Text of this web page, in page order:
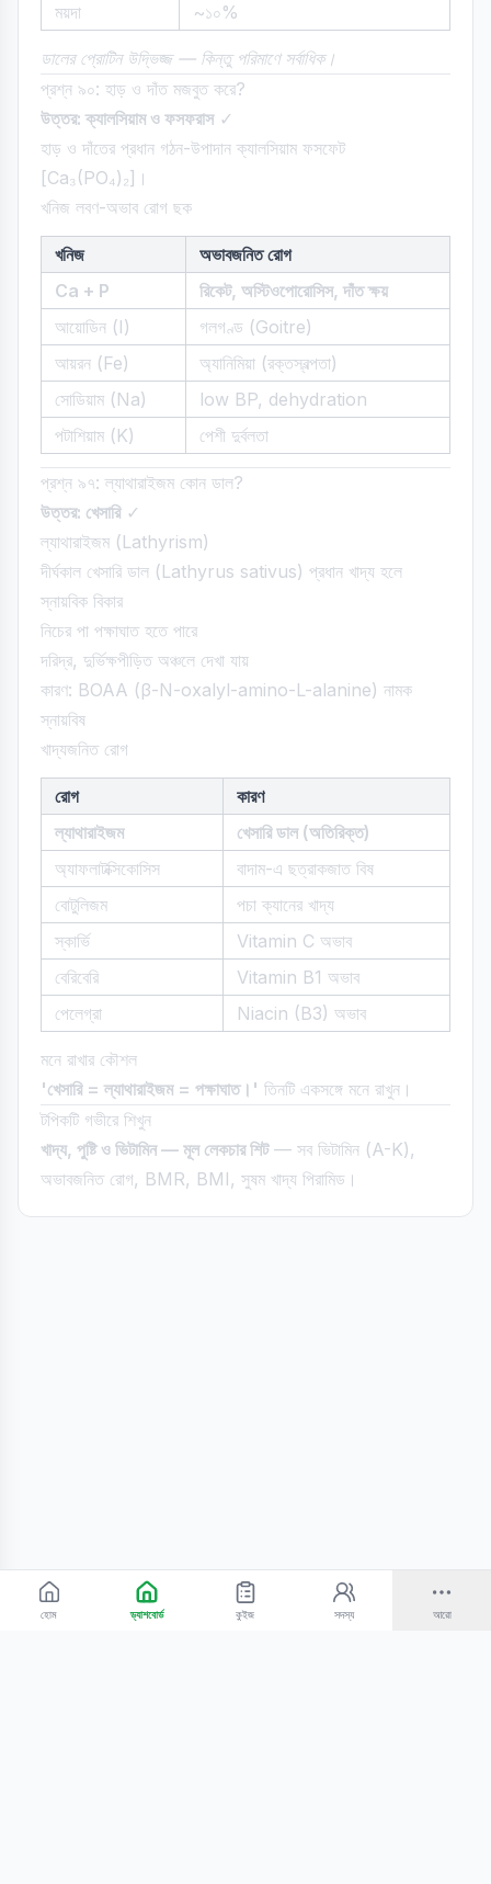
ময়দা
~১০%
ডালের প্রোটিন উদ্ভিজ্জ — কিন্তু পরিমাণে সর্বাধিক।
প্রশ্ন ৯০: হাড় ও দাঁত মজবুত করে?
উত্তর: ক্যালসিয়াম ও ফসফরাস✓
হাড় ও দাঁতের প্রধান গঠন-উপাদান ক্যালসিয়াম ফসফেট
[Ca₃(PO₄)₂]।
খনিজ লবণ-অভাব রোগ ছক
খনিজ
অভাবজনিত রোগ
Ca + P
রিকেট, অস্টিওপোরোসিস, দাঁত ক্ষয়
আয়োডিন (I)
গলগণ্ড (Goitre)
আয়রন (Fe)
অ্যানিমিয়া (রক্তস্বল্পতা)
সোডিয়াম (Na)
low BP, dehydration
পটাশিয়াম (K)
পেশী দুর্বলতা
প্রশ্ন ৯৭: ল্যাথারাইজম কোন ডাল?
উত্তর: খেসারি✓
ল্যাথারাইজম (Lathyrism)
দীর্ঘকাল খেসারি ডাল (Lathyrus sativus) প্রধান খাদ্য হলে
স্নায়বিক বিকার
নিচের পা পক্ষাঘাত হতে পারে
দরিদ্র, দুর্ভিক্ষপীড়িত অঞ্চলে দেখা যায়
কারণ: BOAA (β-N-oxalyl-amino-L-alanine) নামক
স্নায়বিষ
খাদ্যজনিত রোগ
রোগ
কারণ
ল্যাথারাইজম
খেসারি ডাল (অতিরিক্ত)
অ্যাফলাটক্সিকোসিস
বাদাম-এ ছত্রাকজাত বিষ
বোটুলিজম
পচা ক্যানের খাদ্য
স্কার্ভি
Vitamin C অভাব
বেরিবেরি
Vitamin B1 অভাব
পেলেগ্রা
Niacin (B3) অভাব
মনে রাখার কৌশল
'খেসারি = ল্যাথারাইজম = পক্ষাঘাত।' তিনটি একসঙ্গে মনে রাখুন।
টপিকটি গভীরে শিখুন
খাদ্য, পুষ্টি ও ভিটামিন — মূল লেকচার শিট— সব ভিটামিন (A-K),
অভাবজনিত রোগ, BMR, BMI, সুষম খাদ্য পিরামিড।
হোম ড্যাশবোর্ড কুইজ সদস্য আরো